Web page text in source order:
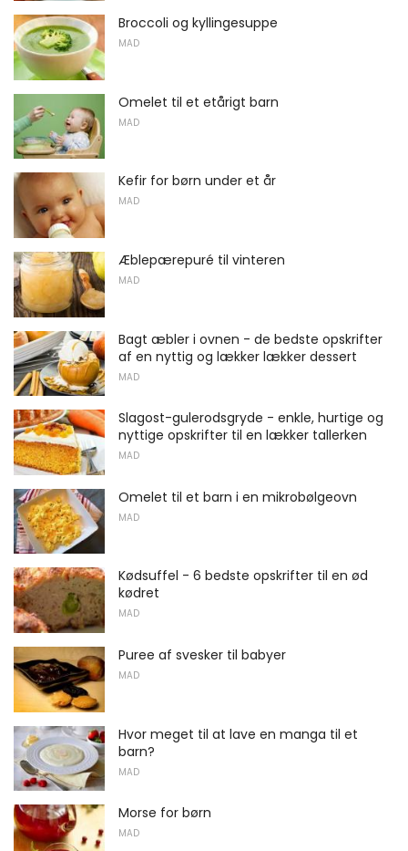
Broccoli og kyllingesuppe
MAD
Omelet til et etårigt barn
MAD
Kefir for børn under et år
MAD
Æblepærepuré til vinteren
MAD
Bagt æbler i ovnen - de bedste opskrifter
af en nyttig og lækker lækker dessert
MAD
Slagost-gulerodsgryde - enkle, hurtige og
nyttige opskrifter til en lækker tallerken
MAD
Omelet til et barn i en mikrobølgeovn
MAD
Kødsuffel - 6 bedste opskrifter til en ød
kødret
MAD
Puree af svesker til babyer
MAD
Hvor meget til at lave en manga til et
barn?
MAD
Morse for børn
MAD